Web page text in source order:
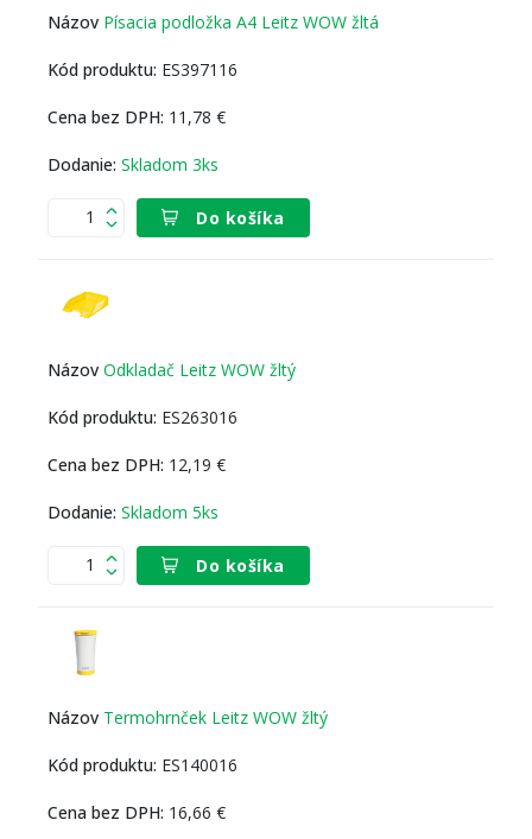
Písacia podložka A4 Leitz WOW žltá
ES397116
11,78 €
Skladom 3ks
Do košíka
Odkladač Leitz WOW žltý
ES263016
12,19 €
Skladom 5ks
Do košíka
Termohrnček Leitz WOW žltý
ES140016
16,66 €